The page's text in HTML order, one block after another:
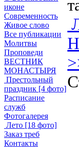
иконе
Современность
Живое слово
Все публикации
Молитвы
Проповеди
ВЕСТНИК
МОНАСТЫРЯ
Престольный
праздник [4 фото]
Расписание
служб
Фотогалерея
Лето [18 фото]
Заказ треб
Контакты